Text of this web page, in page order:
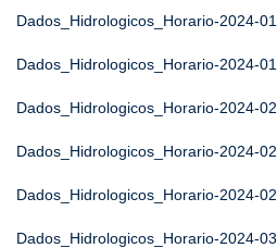
Dados_Hidrologicos_Horario-2024-01
Dados_Hidrologicos_Horario-2024-01
Dados_Hidrologicos_Horario-2024-02
Dados_Hidrologicos_Horario-2024-02
Dados_Hidrologicos_Horario-2024-02
Dados_Hidrologicos_Horario-2024-03